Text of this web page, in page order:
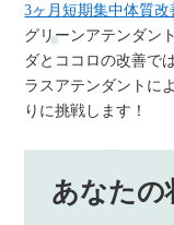
3ヶ月短期集中体質改
グリーンアテンダン
ダとココロの改善で
ラスアテンダントに
りに挑戦します！
あなたの